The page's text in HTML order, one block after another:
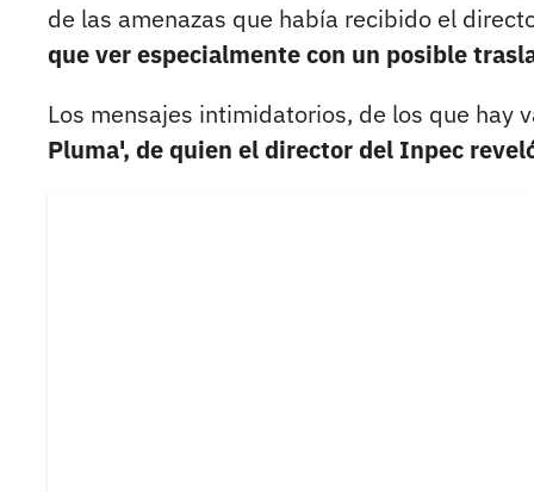
de las amenazas que había recibido el
que ver especialmente con un posible
Los mensajes intimidatorios, de los que hay
Pluma', de quien el director del Inpec